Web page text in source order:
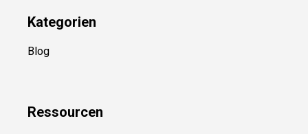
Kategorien
Blog
Ressourcen